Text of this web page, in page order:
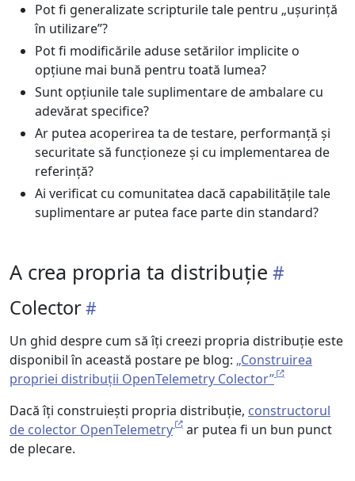
Pot fi generalizate scripturile tale pentru „ușurință
în utilizare”?
Pot fi modificările aduse setărilor implicite o
opțiune mai bună pentru toată lumea?
Sunt opțiunile tale suplimentare de ambalare cu
adevărat specifice?
Ar putea acoperirea ta de testare, performanță și
securitate să funcționeze și cu implementarea de
referință?
Ai verificat cu comunitatea dacă capabilitățile tale
suplimentare ar putea face parte din standard?
A crea propria ta distribuție
Colector
Un ghid despre cum să îți creezi propria distribuție este
disponibil în această postare pe blog: „Construirea
propriei distribuții OpenTelemetry Colector”
Dacă îți construiești propria distribuție, constructorul
de colector OpenTelemetry
ar putea fi un bun punct
de plecare.